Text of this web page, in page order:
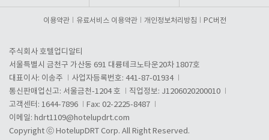
이용약관 유료서비스 이용약관 개인정보처리방침 PC버전
주식회사 호텔업디알티
서울특별시 금천구 가산동 691 대륭테크노타운20차 1807호
대표이사: 이송주
사업자등록번호: 441-87-01934
통신판매업신고: 서울금천-1204 호
직업정보: J1206020200010
고객센터: 1644-7896
Fax: 02-2225-8487
이메일: hdrt1109@hotelupdrt.com
Copyright ⓒ HotelupDRT Corp. All Right Reserved.